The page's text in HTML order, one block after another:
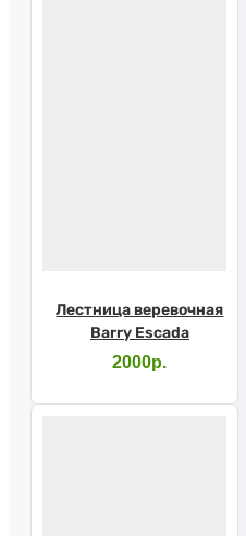
Лестница веревочная
Barry Escada
2000р.